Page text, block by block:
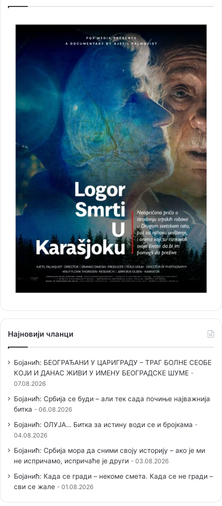
Најновији чланци
Бојанић: БЕОГРАЂАНИ У ЦАРИГРАДУ – ТРАГ БОЛНЕ СЕОБЕ
КОЈИ И ДАНАС ЖИВИ У ИМЕНУ БЕОГРАДСКЕ ШУМЕ
07.08.2026
Бојанић: Србија се буди – али тек сада почиње најважнија
битка
06.08.2026
Бојанић: ОЛУЈА… Битка за истину води се и бројкама
04.08.2026
Бојанић: Србија мора да сними своју историју – ако је ми
не испричамо, испричаће је други
03.08.2026
Бојанић: Када се гради – некоме смета. Када се не гради –
сви се жале
01.08.2026